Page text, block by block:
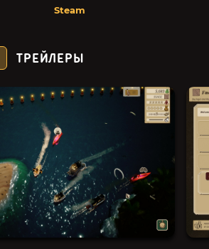
Steam
ТРЕЙЛЕРЫ